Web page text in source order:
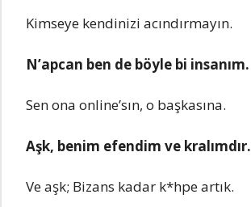
Kimseye kendinizi acındırmayın.
N’apcan ben de böyle bi insanım.
Sen ona online’sın, o başkasına.
Aşk, benim efendim ve kralımdır.
Ve aşk; Bizans kadar k*hpe artık.